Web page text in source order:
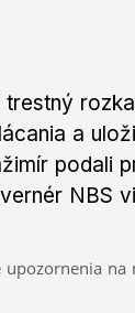
a
podali
NBS
na